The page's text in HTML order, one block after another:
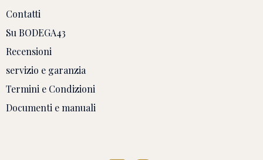
Contatti
Su BODEGA43
Recensioni
servizio e garanzia
Termini e Condizioni
Documenti e manuali